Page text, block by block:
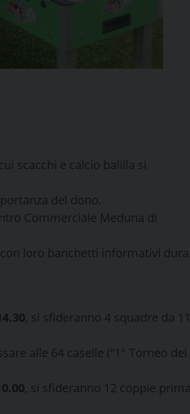
scacchi e calcio balilla si
del dono.
Commerciale Meduna di
loro banchetti informativi
, si sfideranno 4 squadre da 11
alle 64 caselle (“1° Torneo del
, si sfideranno 12 coppie